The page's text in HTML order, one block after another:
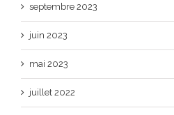
septembre 2023
juin 2023
mai 2023
juillet 2022